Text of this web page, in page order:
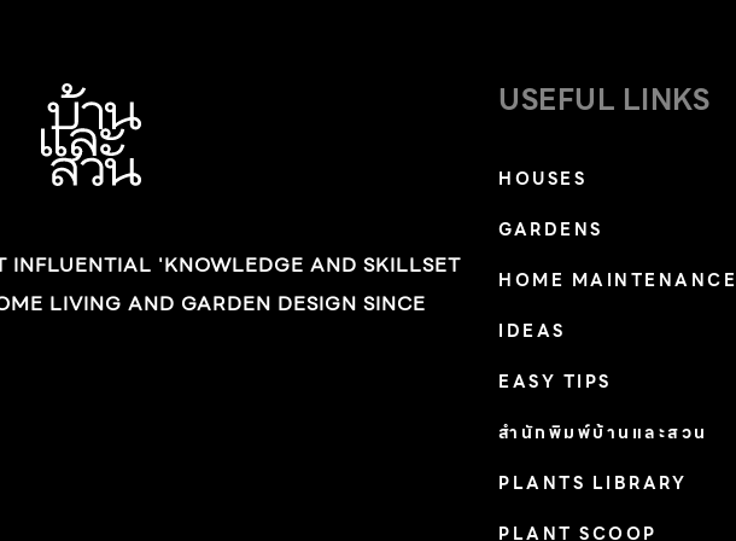
INFLUENTIAL 'KNOWLEDGE AND SKILLSET
LIVING AND GARDEN DESIGN SINCE
USEFUL LINKS
HOUSES
GARDENS
HOME MAINTENANCE
IDEAS
EASY TIPS
สำนักพิมพ์บ้านและสวน
PLANTS LIBRARY
PLANT SCOOP